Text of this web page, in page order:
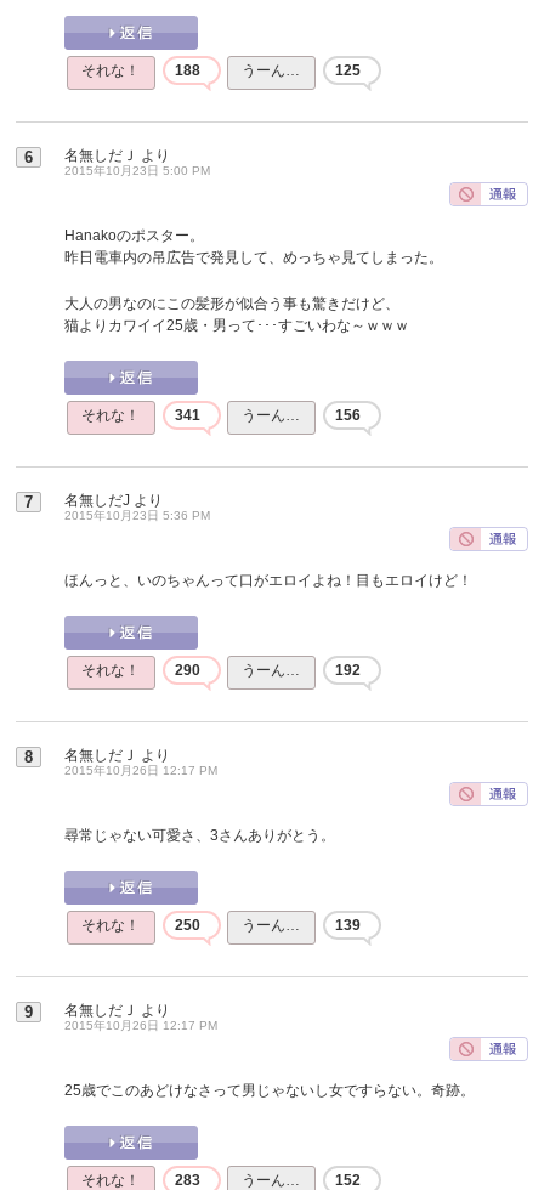
それな！ 188 うーん… 125
6 名無しだＪ より
2015年10月23日 5:00 PM
Hanakoのポスター。
昨日電車内の吊広告で発見して、めっちゃ見てしまった。
大人の男なのにこの髪形が似合う事も驚きだけど、
猫よりカワイイ25歳・男って･･･すごいわな～ｗｗｗ
それな！ 341 うーん… 156
7 名無しだJ より
2015年10月23日 5:36 PM
ほんっと、いのちゃんって口がエロイよね！目もエロイけど！
それな！ 290 うーん… 192
8 名無しだＪ より
2015年10月26日 12:17 PM
尋常じゃない可愛さ、3さんありがとう。
それな！ 250 うーん… 139
9 名無しだＪ より
2015年10月26日 12:17 PM
25歳でこのあどけなさって男じゃないし女ですらない。奇跡。
それな！ 283 うーん… 152